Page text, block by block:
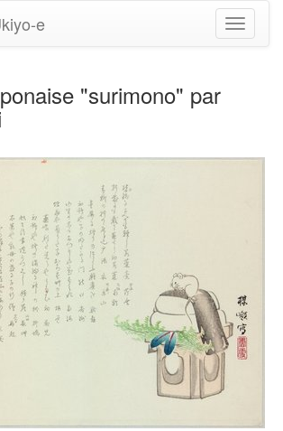
Basculer
la
e
"surimono" par